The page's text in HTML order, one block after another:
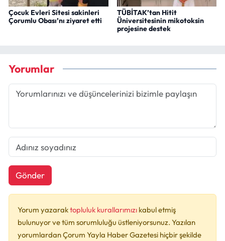
Çocuk Evleri Sitesi sakinleri
Çorumlu Obası’nı ziyaret etti
TÜBİTAK’tan Hitit
Üniversitesinin mikotoksin
projesine destek
Yorumlar
Gönder
Yorum yazaraktopluluk kurallarımızı kabul etmiş
bulunuyor ve tüm sorumluluğu üstleniyorsunuz. Yazılan
yorumlardan Çorum Yayla Haber Gazetesi hiçbir şekilde